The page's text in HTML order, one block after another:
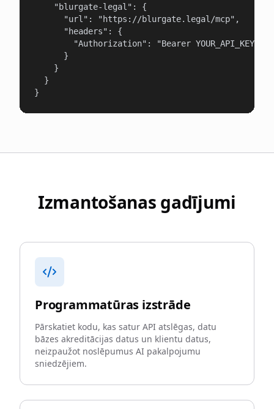
    "blurgate-legal": {
      "url": "https://blurgate.legal/mcp",
      "headers": {
        "Authorization": "Bearer YOUR_API_KEY"
      }
    }
  }
}
Izmantošanas gadījumi
Programmatūras izstrāde
Pārskatiet kodu, kas satur API atslēgas, datu
bāzes akreditācijas datus un klientu datus,
neizpaužot noslēpumus AI pakalpojumu
sniedzējiem.